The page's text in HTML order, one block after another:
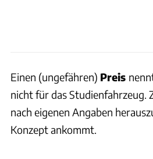
Einen (ungefähren) Preis
nicht für das Studienfahrzeug.
nach eigenen Angaben
Konzept ankommt.